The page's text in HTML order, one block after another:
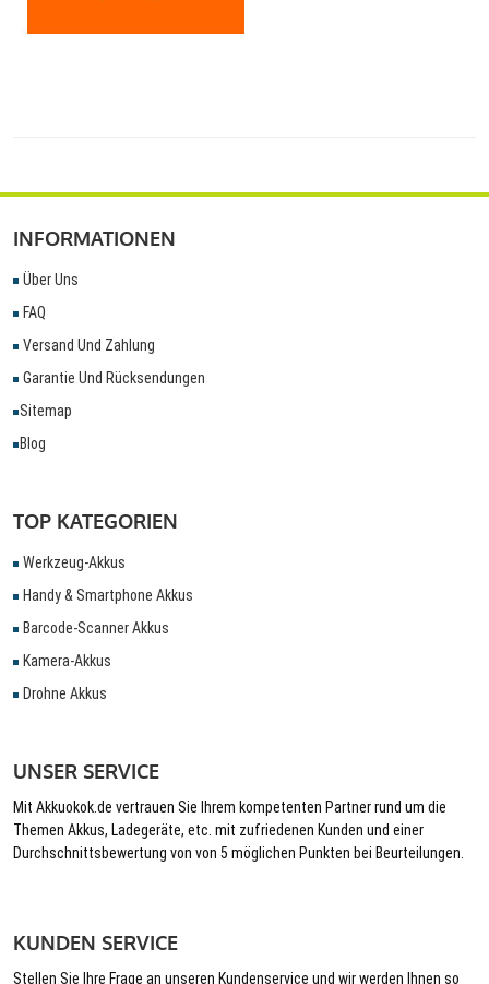
INFORMATIONEN
Über Uns
FAQ
Versand Und Zahlung
Garantie Und Rücksendungen
Sitemap
Blog
TOP KATEGORIEN
Werkzeug-Akkus
Handy & Smartphone Akkus
Barcode-Scanner Akkus
Kamera-Akkus
Drohne Akkus
UNSER SERVICE
Mit Akkuokok.de vertrauen Sie Ihrem kompetenten Partner rund um die
Themen Akkus, Ladegeräte, etc. mit zufriedenen Kunden und einer
Durchschnittsbewertung von von 5 möglichen Punkten bei Beurteilungen.
KUNDEN SERVICE
Stellen Sie Ihre Frage an unseren Kundenservice und wir werden Ihnen so